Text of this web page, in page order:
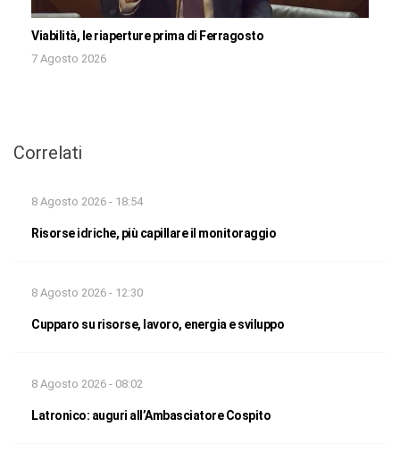
Viabilità, le riaperture prima di Ferragosto
7 Agosto 2026
Correlati
8 Agosto 2026 - 18:54
Risorse idriche, più capillare il monitoraggio
8 Agosto 2026 - 12:30
Cupparo su risorse, lavoro, energia e sviluppo
8 Agosto 2026 - 08:02
Latronico: auguri all’Ambasciatore Cospito